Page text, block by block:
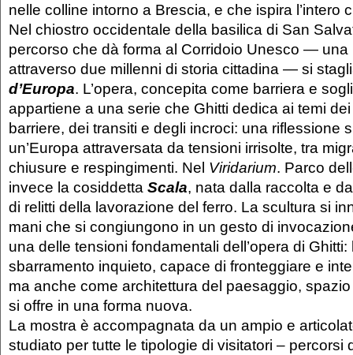
nelle colline intorno a Brescia, e che ispira l’intero
Nel chiostro occidentale della basilica di San
percorso che dà forma al Corridoio Unesco — una
attraverso due millenni di storia cittadina — si
d’Europa. L’opera, concepita come barriera e
appartiene a una serie che Ghitti dedica ai temi
barriere, dei transiti e degli incroci: una riflessione
un’Europa attraversata da tensioni irrisolte, tra
chiusure e respingimenti. Nel Viridarium. Parco
invece la cosiddetta Scala, nata dalla raccolta e
di relitti della lavorazione del ferro. La scultura si
mani che si congiungono in un gesto di
una delle tensioni fondamentali dell’opera di
sbarramento inquieto, capace di fronteggiare e
ma anche come architettura del paesaggio,
si offre in una forma nuova.
La mostra è accompagnata da un ampio e
studiato per tutte le tipologie di visitatori – percorsi